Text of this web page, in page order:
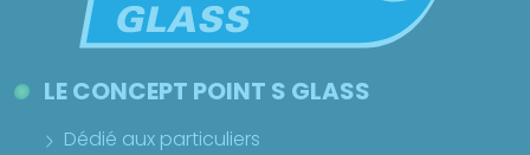
LE CONCEPT POINT S GLASS
Dédié aux particuliers